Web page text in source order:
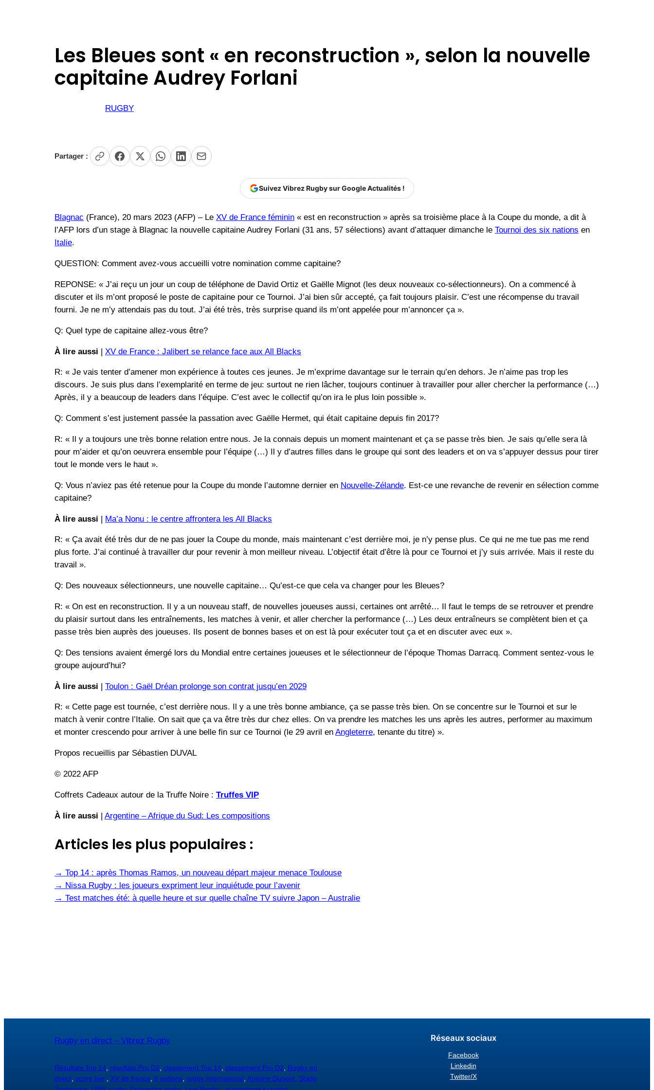
Les Bleues sont « en reconstruction », selon la nouvelle
capitaine Audrey Forlani
RUGBY
Partager :
Suivez Vibrez Rugby sur Google Actualités !
Blagnac (France), 20 mars 2023 (AFP) – Le XV de France féminin « est en reconstruction » après sa troisième place à la Coupe du monde, a dit à
l’AFP lors d’un stage à Blagnac la nouvelle capitaine Audrey Forlani (31 ans, 57 sélections) avant d’attaquer dimanche le Tournoi des six nations en
Italie.
QUESTION: Comment avez-vous accueilli votre nomination comme capitaine?
REPONSE: « J’ai reçu un jour un coup de téléphone de David Ortiz et Gaëlle Mignot (les deux nouveaux co-sélectionneurs). On a commencé à
discuter et ils m’ont proposé le poste de capitaine pour ce Tournoi. J’ai bien sûr accepté, ça fait toujours plaisir. C’est une récompense du travail
fourni. Je ne m’y attendais pas du tout. J’ai été très, très surprise quand ils m’ont appelée pour m’annoncer ça ».
Q: Quel type de capitaine allez-vous être?
À lire aussi | XV de France : Jalibert se relance face aux All Blacks
R: « Je vais tenter d’amener mon expérience à toutes ces jeunes. Je m’exprime davantage sur le terrain qu’en dehors. Je n’aime pas trop les
discours. Je suis plus dans l’exemplarité en terme de jeu: surtout ne rien lâcher, toujours continuer à travailler pour aller chercher la performance (…)
Après, il y a beaucoup de leaders dans l’équipe. C’est avec le collectif qu’on ira le plus loin possible ».
Q: Comment s’est justement passée la passation avec Gaëlle Hermet, qui était capitaine depuis fin 2017?
R: « Il y a toujours une très bonne relation entre nous. Je la connais depuis un moment maintenant et ça se passe très bien. Je sais qu’elle sera là
pour m’aider et qu’on oeuvrera ensemble pour l’équipe (…) Il y d’autres filles dans le groupe qui sont des leaders et on va s’appuyer dessus pour tirer
tout le monde vers le haut ».
Q: Vous n’aviez pas été retenue pour la Coupe du monde l’automne dernier en Nouvelle-Zélande. Est-ce une revanche de revenir en sélection comme
capitaine?
À lire aussi | Ma’a Nonu : le centre affrontera les All Blacks
R: « Ça avait été très dur de ne pas jouer la Coupe du monde, mais maintenant c’est derrière moi, je n’y pense plus. Ce qui ne me tue pas me rend
plus forte. J’ai continué à travailler dur pour revenir à mon meilleur niveau. L’objectif était d’être là pour ce Tournoi et j’y suis arrivée. Mais il reste du
travail ».
Q: Des nouveaux sélectionneurs, une nouvelle capitaine… Qu’est-ce que cela va changer pour les Bleues?
R: « On est en reconstruction. Il y a un nouveau staff, de nouvelles joueuses aussi, certaines ont arrêté… Il faut le temps de se retrouver et prendre
du plaisir surtout dans les entraînements, les matches à venir, et aller chercher la performance (…) Les deux entraîneurs se complètent bien et ça
passe très bien auprès des joueuses. Ils posent de bonnes bases et on est là pour exécuter tout ça et en discuter avec eux ».
Q: Des tensions avaient émergé lors du Mondial entre certaines joueuses et le sélectionneur de l’époque Thomas Darracq. Comment sentez-vous le
groupe aujourd’hui?
À lire aussi | Toulon : Gaël Dréan prolonge son contrat jusqu’en 2029
R: « Cette page est tournée, c’est derrière nous. Il y a une très bonne ambiance, ça se passe très bien. On se concentre sur le Tournoi et sur le
match à venir contre l’Italie. On sait que ça va être très dur chez elles. On va prendre les matches les uns après les autres, performer au maximum
et monter crescendo pour arriver à une belle fin sur ce Tournoi (le 29 avril en Angleterre, tenante du titre) ».
Propos recueillis par Sébastien DUVAL
© 2022 AFP
Coffrets Cadeaux autour de la Truffe Noire : Truffes VIP
À lire aussi | Argentine – Afrique du Sud: Les compositions
Articles les plus populaires :
→ Top 14 : après Thomas Ramos, un nouveau départ majeur menace Toulouse
→ Nissa Rugby : les joueurs expriment leur inquiétude pour l’avenir
→ Test matches été: à quelle heure et sur quelle chaîne TV suivre Japon – Australie
Rugby en direct – Vibrez Rugby
Résultats Top 14 résultats Pro D2 classement Top 14 classement Pro D2
Rugby en
direct score live XV de france 6 nations rugby international Antoine Dupont, Stade
Réseaux sociaux
Facebook
Linkedin
Twitter/X